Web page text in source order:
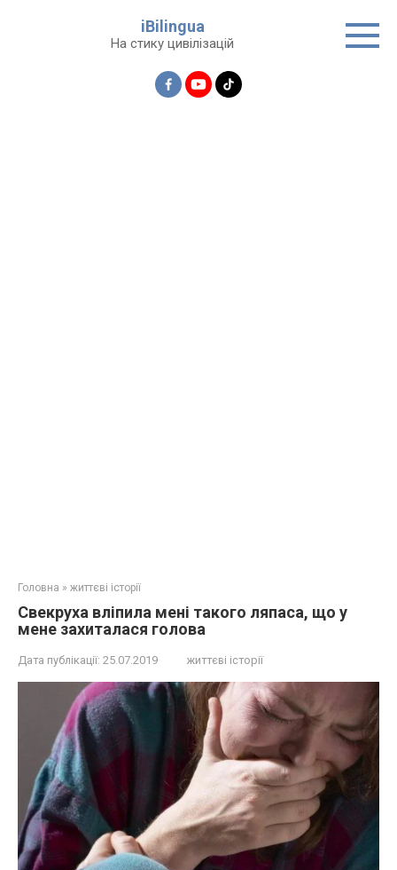
iBilingua
На стику цивілізацій
Головна » життєві історії
Свекруха вліпила мені такого ляпаса, що у
мене захиталася голова
Дата публікації: 25.07.2019 життєві історії